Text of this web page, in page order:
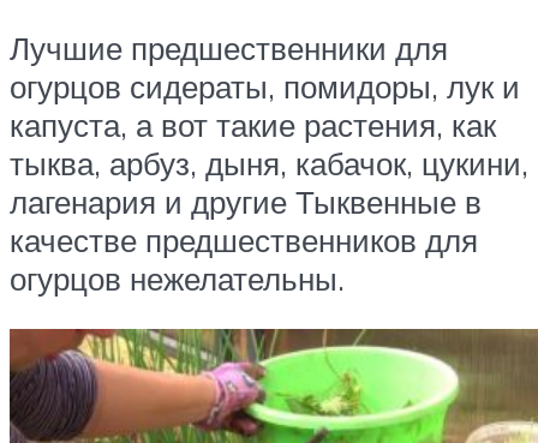
Лучшие предшественники для
огурцов сидераты, помидоры, лук и
капуста, а вот такие растения, как
тыква, арбуз, дыня, кабачок, цукини,
лагенария и другие Тыквенные в
качестве предшественников для
огурцов нежелательны.